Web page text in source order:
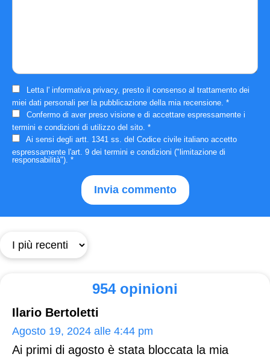
Letta l' informativa privacy, presto il consenso al trattamento dei
miei dati personali per la pubblicazione della mia recensione. *
Confermo di aver preso visione e di accettare espressamente i
termini e condizioni di utilizzo del sito. *
Ai sensi degli artt. 1341 ss. del Codice civile italiano accetto
espressamente l'art. 9 dei termini e condizioni ("limitazione di
responsabilità"). *
954 opinioni
Ilario Bertoletti
Agosto 19, 2024 alle 4:44 pm
Ai primi di agosto è stata bloccata la mia